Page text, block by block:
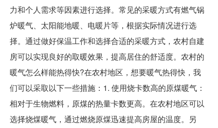
力和个人需求等因素进行选择。常见的采暖方式有燃气锅
炉暖气、太阳能地暖、电暖片等，根据实际情况进行选
择。通过做好保温工作和选择合适的采暖方式，农村自建
房可以实现良好的取暖效果，提高居住的舒适度。农村的
暖气怎么样能热得快?在农村地区，想要暖气热得快，我
们可以采取以下一些措施：1. 使用烧卡数高的原煤暖气：
相对于生物燃料，原煤的热量卡数更高。在农村地区可以
选择烧煤暖气，通过燃烧原煤迅速提高房屋的温度。另